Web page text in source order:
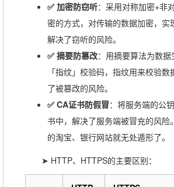
✅ 加密防窃听：采用对称加密+非
密的方式，对传输的数据加密，实
解决了窃听的风险。
✅ 摘要防篡改：用摘要算法为数
「指纹」校验码，指纹用来校验
了被篡改的风险。
✅ CA证书防假冒：将服务端的公
书中，解决了服务端被冒充的风险
的淘宝、银行网站就无处遁形了。
➤ HTTP、HTTPS的主要区别：